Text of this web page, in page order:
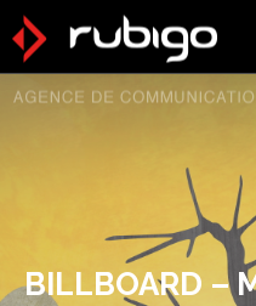
BILLBOARD –